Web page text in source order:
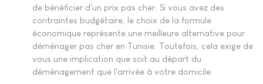
de bénéficier d'un prix pas cher. Si vous avez des
contraintes budgétaire, le choix de la formule
économique représente une meilleure alternative pour
déménager pas cher en Tunisie. Toutefois, cela exige de
vous une implication que soit au départ du
déménagement que l'arrivée à votre domicile.